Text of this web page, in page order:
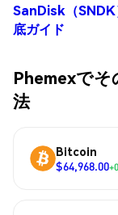
SanDisk（SNDK
底ガイド
Phemexで
法
Bitcoin
$64,968.00